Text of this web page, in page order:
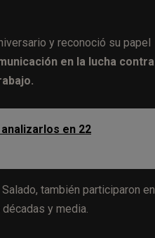
y reconoció su papel
en la lucha contra
en 22
también participaron en
y media.